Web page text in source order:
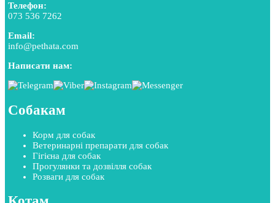
Телефон:
073 536 7262
Email:
info@pethata.com
Написати нам:
Собакам
Корм для собак
Ветеринарні препарати для собак
Гігієна для собак
Прогулянки та дозвілля собак
Розваги для собак